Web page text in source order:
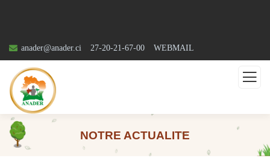
anader@anader.ci 27-20-21-67-00 WEBMAIL
NOTRE ACTUALITE